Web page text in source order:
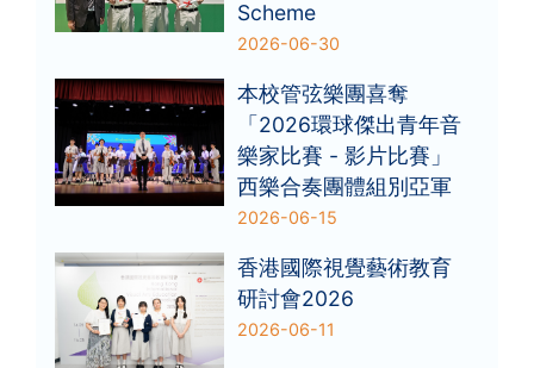
Scheme
2026-06-30
本校管弦樂團喜奪
「2026環球傑出青年音
樂家比賽 - 影片比賽」
西樂合奏團體組別亞軍
2026-06-15
香港國際視覺藝術教育
研討會2026
2026-06-11